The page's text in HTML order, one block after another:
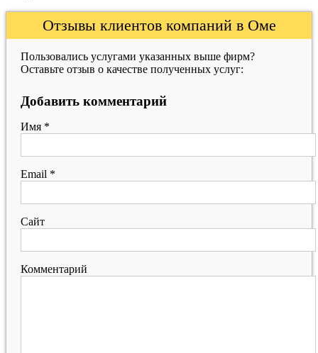
Отзывы клиентов компаний в Оме
Пользовались услугами указанных выше фирм?
Оставьте отзыв о качестве полученных услуг:
Добавить комментарий
Имя *
Email *
Сайт
Комментарий